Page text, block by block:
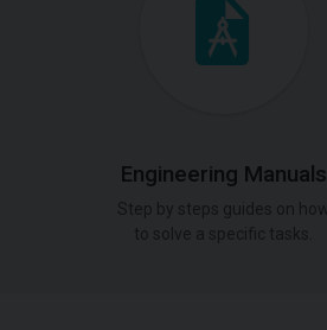
Engineering Manuals